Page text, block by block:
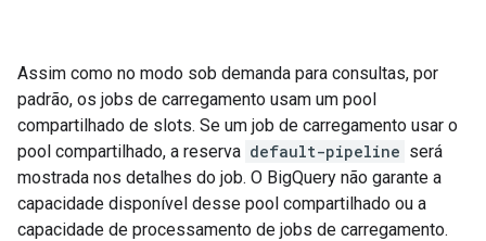
Assim como no modo sob demanda para consultas, por
padrão, os jobs de carregamento usam um pool
compartilhado de slots. Se um job de carregamento usar o
pool compartilhado, a reserva default-pipeline será
mostrada nos detalhes do job. O BigQuery não garante a
capacidade disponível desse pool compartilhado ou a
capacidade de processamento de jobs de carregamento.